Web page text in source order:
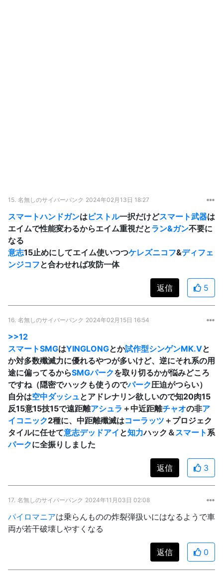
15. 名無しのサイバーパンク 2024年02月13日 18:27
スマートハンドガンは ピストル一択だけどスマート武器は
エイムで性能変わるからエイム重視だとラン&ガン不要に
なる
意志15止めにしてエイム使いつつケレズニコフ&ディフェ
ンジコフと合わせれば攻防一体
返信 5
16. 名無しのサイバーパンク 2024年02月15日 16:54
>>12
スマートSMGはYINGLONGとか試作型シンゲンMK.Vと
か対多数殲滅力に優れるやつが多いけど、逆にそれ系の用
途に偏ってるからSMGパークを取り切るかが悩みどころ
ですね（隠密でハックも使うのでパーク圧迫がつらい）
自分は空中ダッシュとアドレナリン欲しいので知20肉15
反15意15技15で遠距離アシュラ ＋中近距離チャオの非ア
イコニック2種に、中距離殲滅はコーラッツ ＋プロジェク
タイルに任せて意志デッドアイ と知力ハック＆ スマート 系
パークに全振りしました
返信 3
17. 名無しのサイバーパンク 2024年11月03日 02:08
パイロマニアは乗らんものの炸裂弾扱いにはなるようで車
両が若干破壊しやすくなる
返信 0